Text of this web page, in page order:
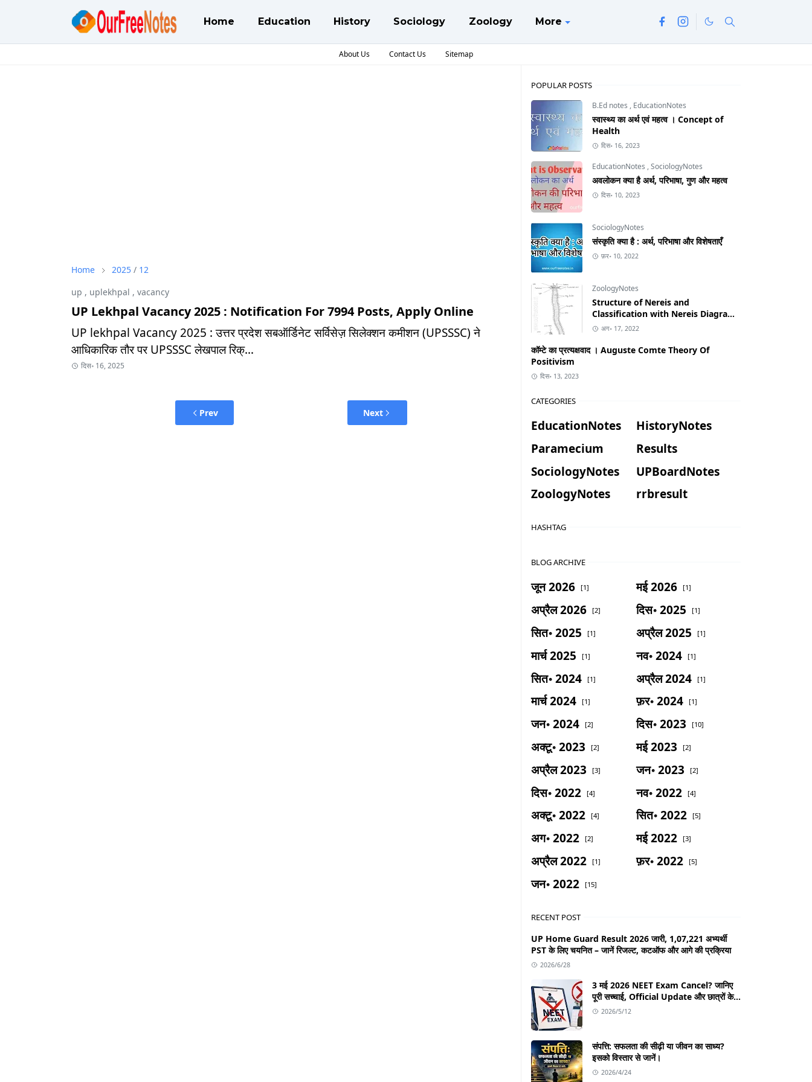
Home Education History Sociology Zoology More
About Us Contact Us Sitemap
Home 2025 / 12
up , uplekhpal , vacancy
UP Lekhpal Vacancy 2025 : Notification For 7994 Posts, Apply Online
UP lekhpal Vacancy 2025 : उत्तर प्रदेश सबऑर्डिनेट सर्विसेज़ सिलेक्शन कमीशन (UPSSSC) ने
आधिकारिक तौर पर UPSSSC लेखपाल रिक्…
दिस॰ 16, 2025
Prev Next
POPULAR POSTS
B.Ed notes , EducationNotes
स्वास्थ्य का अर्थ एवं महत्व । Concept of
Health
दिस॰ 16, 2023
EducationNotes ,SociologyNotes
अवलोकन क्या है अर्थ, परिभाषा, गुण और महत्व
दिस॰ 10, 2023
SociologyNotes
संस्कृति क्या है : अर्थ, परिभाषा और विशेषताएँ
फ़र॰ 10, 2022
ZoologyNotes
Structure of Nereis and
Classification with Nereis Diagram
in Hindi
अग॰ 17, 2022
कॉम्टे का प्रत्यक्षवाद । Auguste Comte Theory Of
Positivism
दिस॰ 13, 2023
CATEGORIES
EducationNotes
HistoryNotes
Paramecium
Results
SociologyNotes
UPBoardNotes
ZoologyNotes
rrbresult
HASHTAG
BLOG ARCHIVE
जून 2026 [1] मई 2026 [1]
अप्रैल 2026 [2] दिस॰ 2025 [1]
सित॰ 2025 [1] अप्रैल 2025 [1]
मार्च 2025 [1] नव॰ 2024 [1]
सित॰ 2024 [1] अप्रैल 2024 [1]
मार्च 2024 [1] फ़र॰ 2024 [1]
जन॰ 2024 [2] दिस॰ 2023 [10]
अक्टू॰ 2023 [2] मई 2023 [2]
अप्रैल 2023 [3] जन॰ 2023 [2]
दिस॰ 2022 [4] नव॰ 2022 [4]
अक्टू॰ 2022 [4] सित॰ 2022 [5]
अग॰ 2022 [2] मई 2022 [3]
अप्रैल 2022 [1] फ़र॰ 2022 [5]
जन॰ 2022 [15]
RECENT POST
UP Home Guard Result 2026 जारी, 1,07,221 अभ्यर्थी
PST के लिए चयनित – जानें रिजल्ट, कटऑफ और आगे की प्रक्रिया
2026/6/28
3 मई 2026 NEET Exam Cancel? जानिए
पूरी सच्चाई, Official Update और छात्रों के
लिए जरूरी जानकारी
2026/5/12
संपत्ति: सफलता की सीढ़ी या जीवन का साध्य?
इसको विस्तार से जानें।
2026/4/24